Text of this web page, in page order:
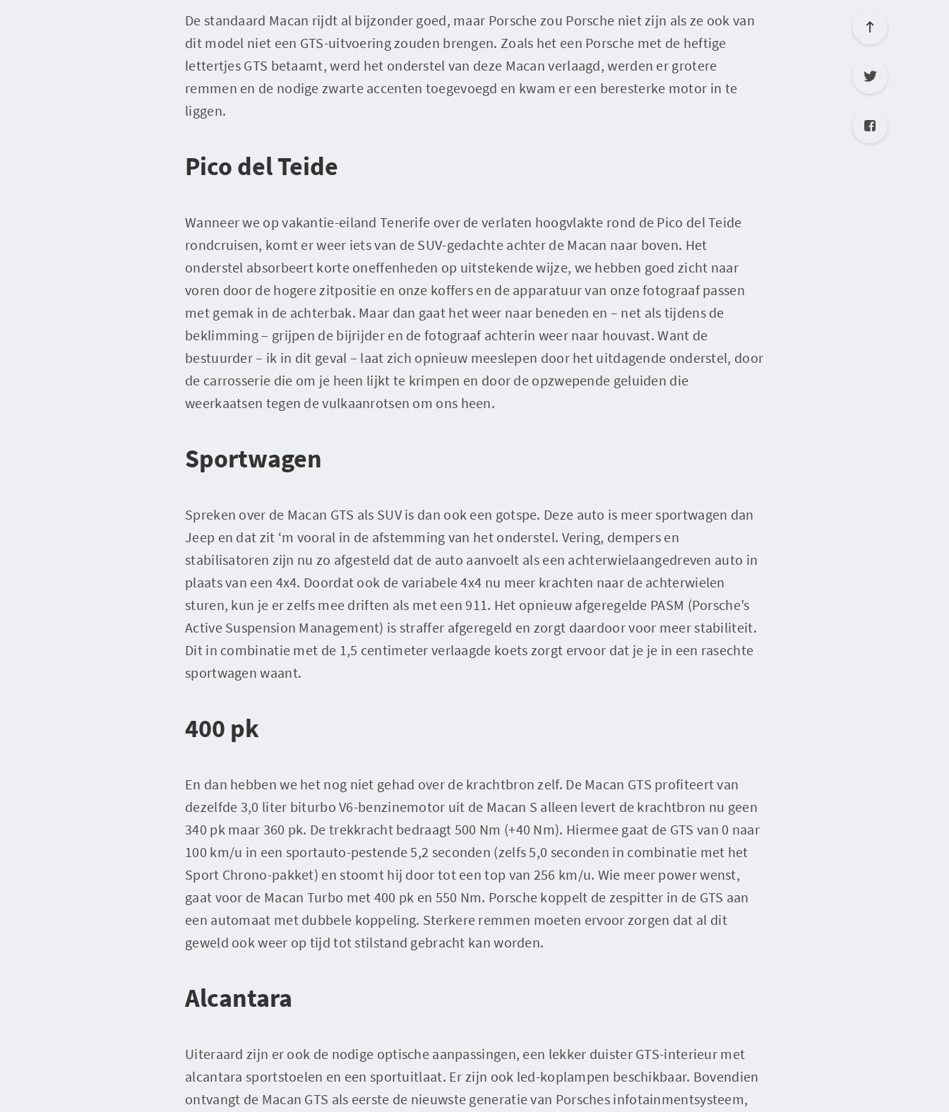
De standaard Macan rijdt al bijzonder goed, maar Porsche zou Porsche niet zijn als ze ook van
dit model niet een GTS-uitvoering zouden brengen. Zoals het een Porsche met de heftige
lettertjes GTS betaamt, werd het onderstel van deze Macan verlaagd, werden er grotere
remmen en de nodige zwarte accenten toegevoegd en kwam er een beresterke motor in te
liggen.
Pico del Teide
Wanneer we op vakantie-eiland Tenerife over de verlaten hoogvlakte rond de Pico del Teide
rondcruisen, komt er weer iets van de SUV-gedachte achter de Macan naar boven. Het
onderstel absorbeert korte oneffenheden op uitstekende wijze, we hebben goed zicht naar
voren door de hogere zitpositie en onze koffers en de apparatuur van onze fotograaf passen
met gemak in de achterbak. Maar dan gaat het weer naar beneden en – net als tijdens de
beklimming – grijpen de bijrijder en de fotograaf achterin weer naar houvast. Want de
bestuurder – ik in dit geval – laat zich opnieuw meeslepen door het uitdagende onderstel, door
de carrosserie die om je heen lijkt te krimpen en door de opzwepende geluiden die
weerkaatsen tegen de vulkaanrotsen om ons heen.
Sportwagen
Spreken over de Macan GTS als SUV is dan ook een gotspe. Deze auto is meer sportwagen dan
Jeep en dat zit ‘m vooral in de afstemming van het onderstel. Vering, dempers en
stabilisatoren zijn nu zo afgesteld dat de auto aanvoelt als een achterwielaangedreven auto in
plaats van een 4x4. Doordat ook de variabele 4x4 nu meer krachten naar de achterwielen
sturen, kun je er zelfs mee driften als met een 911. Het opnieuw afgeregelde PASM (Porsche’s
Active Suspension Management) is straffer afgeregeld en zorgt daardoor voor meer stabiliteit.
Dit in combinatie met de 1,5 centimeter verlaagde koets zorgt ervoor dat je je in een rasechte
sportwagen waant.
400 pk
En dan hebben we het nog niet gehad over de krachtbron zelf. De Macan GTS profiteert van
dezelfde 3,0 liter biturbo V6-benzinemotor uit de Macan S alleen levert de krachtbron nu geen
340 pk maar 360 pk. De trekkracht bedraagt 500 Nm (+40 Nm). Hiermee gaat de GTS van 0 naar
100 km/u in een sportauto-pestende 5,2 seconden (zelfs 5,0 seconden in combinatie met het
Sport Chrono-pakket) en stoomt hij door tot een top van 256 km/u. Wie meer power wenst,
gaat voor de Macan Turbo met 400 pk en 550 Nm. Porsche koppelt de zespitter in de GTS aan
een automaat met dubbele koppeling. Sterkere remmen moeten ervoor zorgen dat al dit
geweld ook weer op tijd tot stilstand gebracht kan worden.
Alcantara
Uiteraard zijn er ook de nodige optische aanpassingen, een lekker duister GTS-interieur met
alcantara sportstoelen en een sportuitlaat. Er zijn ook led-koplampen beschikbaar. Bovendien
ontvangt de Macan GTS als eerste de nieuwste generatie van Porsches infotainmentsysteem,